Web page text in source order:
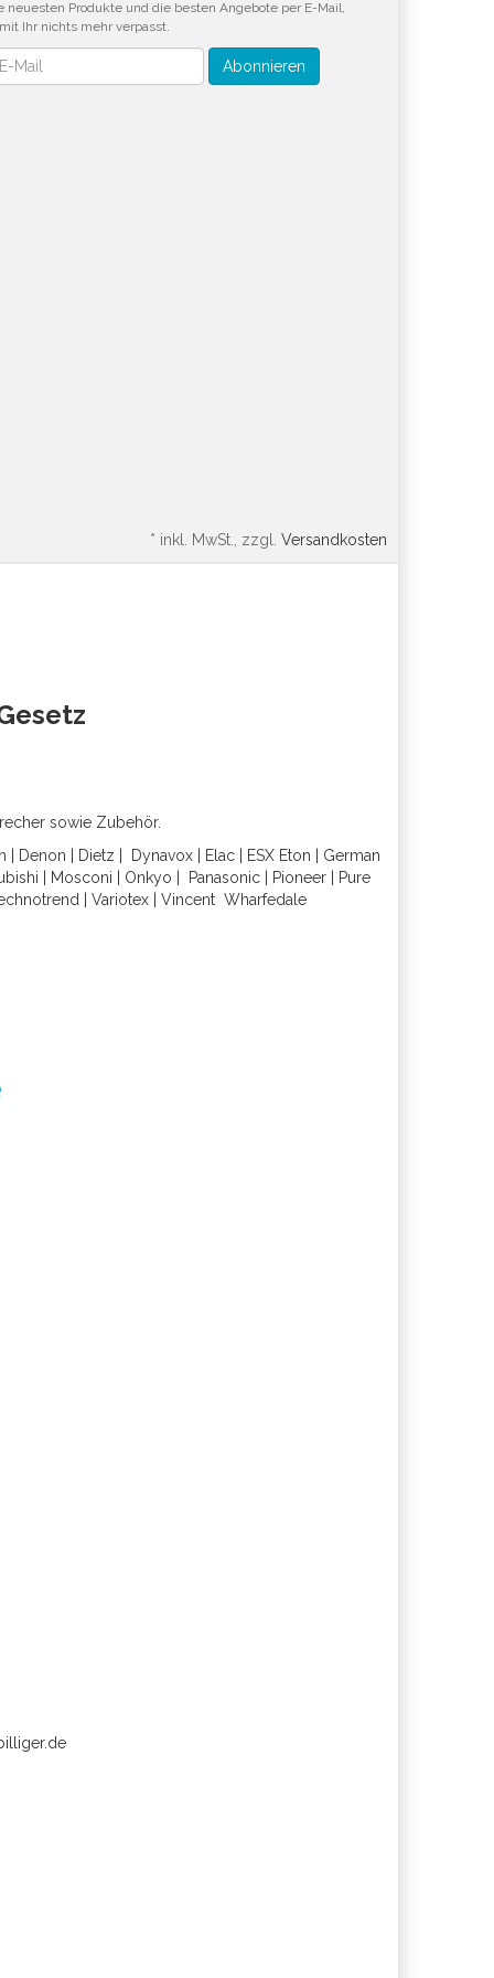
neuesten Produkte und die besten Angebote per E-Mail,
Ihr nichts mehr verpasst.
Abonnieren
* inkl. MwSt., zzgl. Versandkosten
sowie Zubehör.
Denon Dietz Dynavox Elac ESX Eton
German
Mosconi Onkyo Panasonic| Pioneer|
Pure
Variotex Vincent Wharfedal e